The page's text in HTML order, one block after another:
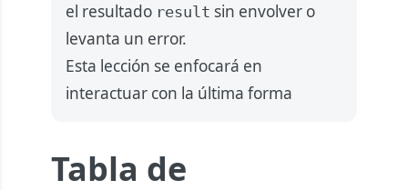
el resultado result sin envolver o
levanta un error.
Esta lección se enfocará en
interactuar con la última forma
Tabla de